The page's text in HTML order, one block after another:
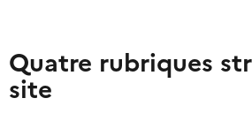
Quatre rubriques
site